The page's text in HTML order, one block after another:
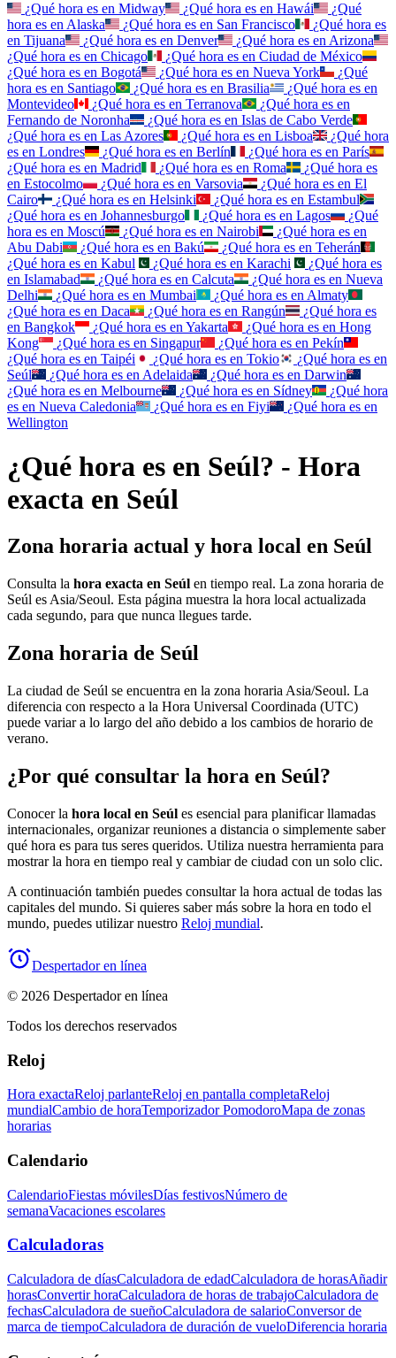
¿Qué hora es en Midway ¿Qué hora es en Hawái
¿Qué
hora es enAlaska ¿Qué hora es en San Francisco
¿Qué hora es
en Tijuana ¿Qué hora es en Denver ¿Qué hora es enArizona
¿Qué hora es en Chicago ¿Qué hora es en Ciudad de México
¿Qué hora es en Bogotá ¿Qué hora es en Nueva York
¿Qué
hora es en Santiago ¿Qué hora es en Brasilia
¿Qué hora es en
Montevideo
¿Qué hora es en Terranova
¿Qué hora es en
Fernando de Noronha
¿Qué hora es en Islas de Cabo Verde
¿Qué hora es en Las Azores ¿Qué hora es en Lisboa
¿Qué hora
es en Londres ¿Qué hora es en Berlín ¿Qué hora es en París
¿Qué hora es en Madrid ¿Qué hora es en Roma
¿Qué hora es
en Estocolmo ¿Qué hora es en Varsovia ¿Qué hora es en El
Cairo
¿Qué hora es en Helsinki ¿Qué hora es en Estambul
¿Qué hora es en Johannesburgo ¿Qué hora es en Lagos
¿Qué
hora es en Moscú ¿Qué hora es en Nairobi
¿Qué hora es en
Abu Dabi
¿Qué hora es en Bakú ¿Qué hora es en Teherán
¿Qué hora es en Kabul ¿Qué hora es en Karachi
¿Qué hora es
en Islamabad ¿Qué hora es en Calcuta ¿Qué hora es en Nueva
Delhi
¿Qué hora es en Mumbai ¿Qué hora es enAlmaty
¿Qué hora es en Daca ¿Qué hora es en Rangún
¿Qué hora es
en Bangkok ¿Qué hora es enYakarta ¿Qué hora es en Hong
Kong
¿Qué hora es en Singapur ¿Qué hora es en Pekín
¿Qué hora es en Taipéi ¿Qué hora es en Tokio
¿Qué hora es en
Seúl
¿Qué hora es enAdelaida ¿Qué hora es en Darwin
¿Qué hora es en Melbourne ¿Qué hora es en Sídney
¿Qué hora
es en Nueva Caledonia ¿Qué hora es en Fiyi
¿Qué hora es en
Wellington
¿Qué hora es en Seúl? - Hora
exacta en Seúl
Zona horaria actual y hora local en Seúl
Consulta la hora exacta en Seúl en tiempo real. La zona horaria de
Seúl es Asia/Seoul. Esta página muestra la hora local actualizada
cada segundo, para que nunca llegues tarde.
Zona horaria de Seúl
La ciudad de Seúl se encuentra en la zona horaria Asia/Seoul. La
diferencia con respecto a la Hora Universal Coordinada (UTC)
puede variar a lo largo del año debido a los cambios de horario de
verano.
¿Por qué consultar la hora en Seúl?
Conocer la hora local en Seúl es esencial para planificar llamadas
internacionales, organizar reuniones a distancia o simplemente saber
qué hora es para tus seres queridos. Utiliza nuestra herramienta para
mostrar la hora en tiempo real y cambiar de ciudad con un solo clic.
A continuación también puedes consultar la hora actual de todas las
capitales del mundo. Si quieres saber más sobre la hora en todo el
mundo, puedes utilizar nuestro Reloj mundial.
Despertador en línea
© 2026 Despertador en línea
Todos los derechos reservados
Reloj
Hora exactaReloj parlanteReloj en pantalla completaReloj
mundialCambio de horaTemporizador PomodoroMapa de zonas
horarias
Calendario
CalendarioFiestas móvilesDías festivosNúmero de
semanaVacaciones escolares
Calculadoras
Calculadora de díasCalculadora de edadCalculadora de horasAñadir
horasConvertir horaCalculadora de horas de trabajoCalculadora de
fechasCalculadora de sueñoCalculadora de salarioConversor de
marca de tiempoCalculadora de duración de vueloDiferencia horaria